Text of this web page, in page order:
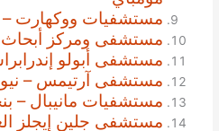
مستشفيات ووكهارت –
مستشفى ومركز
مستشفى أبولو
مستشفى آرتيمس –
مستشفيات مانيبال –
مستشفى جلين إيجلز